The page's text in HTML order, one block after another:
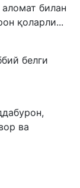
билан
қоларли...
белги
ва